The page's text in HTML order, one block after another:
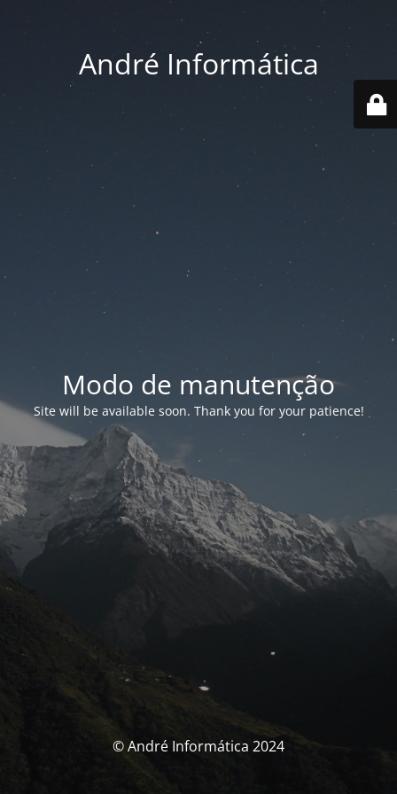
André Informática
Modo de manutenção
Site will be available soon. Thank you for your patience!
© André Informática 2024